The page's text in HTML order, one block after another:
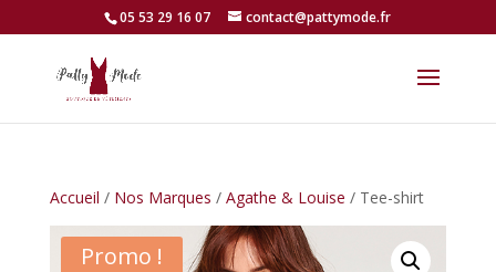
05 53 29 16 07 contact@pattymode.fr
Accueil / Nos Marques / Agathe & Louise / Tee-shirt
Promo !